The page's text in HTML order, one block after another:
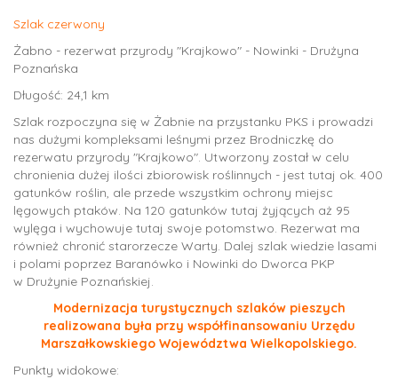
Szlak czerwony
Żabno - rezerwat przyrody "Krajkowo" - Nowinki - Drużyna
Poznańska
Długość: 24,1 km
Szlak rozpoczyna się w Żabnie na przystanku PKS i prowadzi
nas dużymi kompleksami leśnymi przez Brodniczkę do
rezerwatu przyrody "Krajkowo". Utworzony został w celu
chronienia dużej ilości zbiorowisk roślinnych - jest tutaj ok. 400
gatunków roślin, ale przede wszystkim ochrony miejsc
lęgowych ptaków. Na 120 gatunków tutaj żyjących aż 95
wylęga i wychowuje tutaj swoje potomstwo. Rezerwat ma
również chronić starorzecze Warty. Dalej szlak wiedzie lasami
i polami poprzez Baranówko i Nowinki do Dworca PKP
w Drużynie Poznańskiej.
Modernizacja turystycznych szlaków pieszych
realizowana była przy współfinansowaniu Urzędu
Marszałkowskiego Województwa Wielkopolskiego.
Punkty widokowe: